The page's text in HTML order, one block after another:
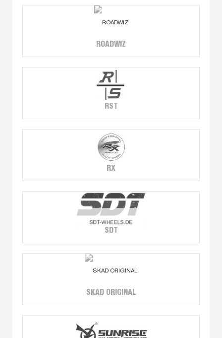
ROADWIZ
RST
RX
SDT
SKAD ORIGINAL